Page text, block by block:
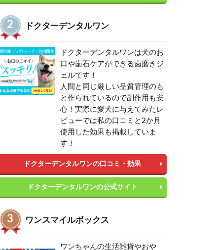
ドクターデンタルワン
ドクターデンタルワンは犬のお
口や歯石ケアができる歯磨きジ
ェルです！
人間と同じ厳しい品質管理のも
と作られているので副作用も安
心！実際に愛犬に与えてみたレ
ビューでは私の口コミと2か月
使用した効果も掲載していま
す！
ドクターデンタルワンの口コミ・効果
ドクターデンタルワンの公式サイト
ワンスマイルボックス
ワンちゃんの生活雑貨やおや